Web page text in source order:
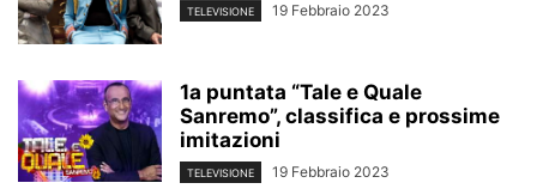
TELEVISIONE 19 Febbraio 2023
1a puntata “Tale e Quale
Sanremo”, classifica e prossime
imitazioni
TELEVISIONE 19 Febbraio 2023